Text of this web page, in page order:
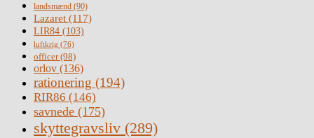
landsmænd (90)
Lazaret (117)
LIR84 (103)
luftkrig (76)
officer(98)
orlov (136)
rationering (194)
RIR86 (146)
savnede (175)
skyttegravsliv (289)